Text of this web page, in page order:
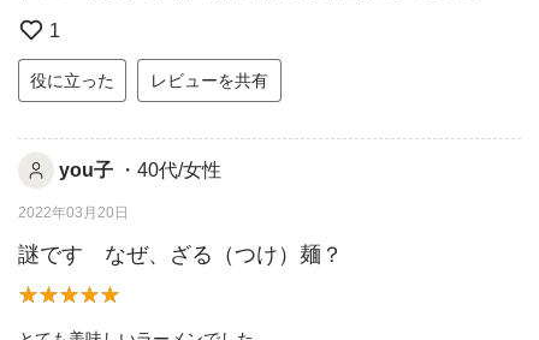
1
役に立った レビューを共有
you子 ・40代/女性
2022年03月20日
謎です なぜ、ざる（つけ）麺？